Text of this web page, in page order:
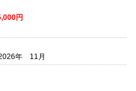
円
年 11月